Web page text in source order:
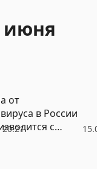
июня
20:21
от
в России
с